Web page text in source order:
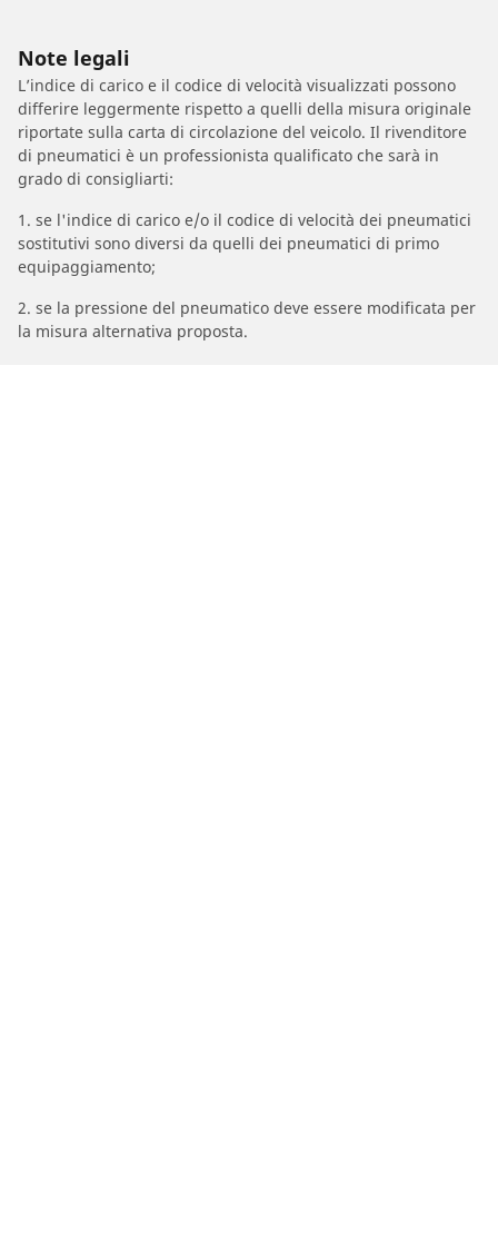
Note legali
L’indice di carico e il codice di velocità visualizzati possono
differire leggermente rispetto a quelli della misura originale
riportate sulla carta di circolazione del veicolo. Il rivenditore
di pneumatici è un professionista qualificato che sarà in
grado di consigliarti:
1. se l'indice di carico e/o il codice di velocità dei pneumatici
sostitutivi sono diversi da quelli dei pneumatici di primo
equipaggiamento;
2. se la pressione del pneumatico deve essere modificata per
la misura alternativa proposta.